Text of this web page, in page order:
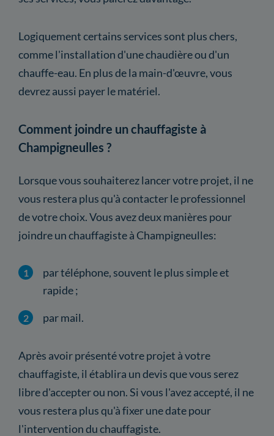
Logiquement certains services sont plus chers,
comme l'installation d'une chaudière ou d'un
chauffe-eau. En plus de la main-d'œuvre, vous
devrez aussi payer le matériel.
Comment joindre un chauffagiste à
Champigneulles ?
Lorsque vous souhaiterez lancer votre projet, il ne
vous restera plus qu'à contacter le professionnel
de votre choix. Vous avez deux manières pour
joindre un chauffagiste à Champigneulles:
par téléphone, souvent le plus simple et
rapide ;
par mail.
Après avoir présenté votre projet à votre
chauffagiste, il établira un devis que vous serez
libre d'accepter ou non. Si vous l'avez accepté, il ne
vous restera plus qu'à fixer une date pour
l'intervention du chauffagiste.